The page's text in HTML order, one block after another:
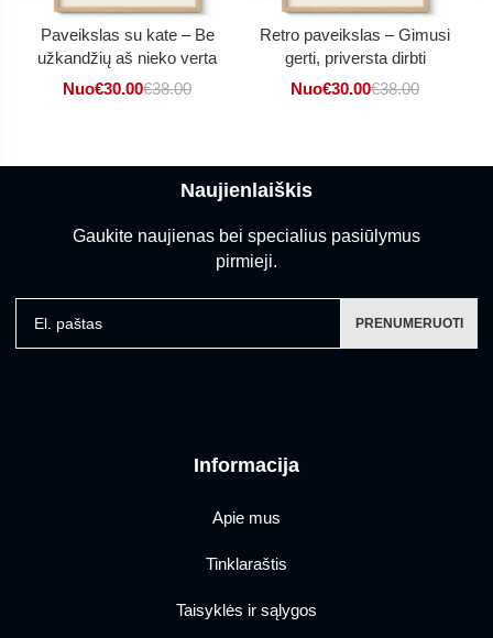
Paveikslas su kate – Be
užkandžių aš nieko verta
Nuo€30.00€38.00
Retro paveikslas – Gimusi
gerti, priversta dirbti
Nuo€30.00€38.00
Informacija
Apie mus
Tinklaraštis
Taisyklės ir sąlygos
Naujienlaiškis
Gaukite naujienas bei specialius pasiūlymus
pirmieji.
PRENUMERUOTI